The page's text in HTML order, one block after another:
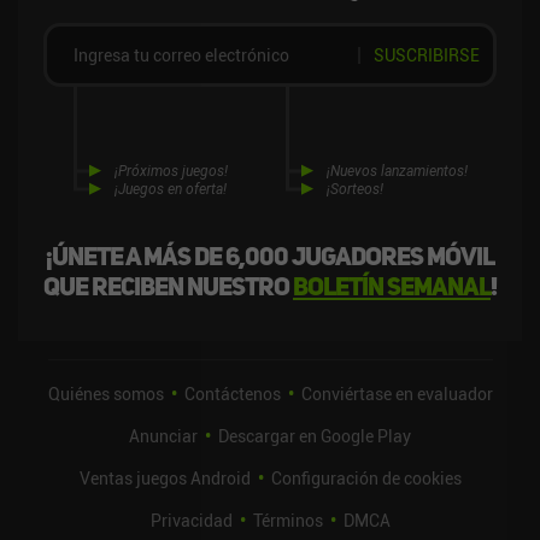
¡Únete a más de 6,000 jugadores móvil
que reciben nuestroboletín semanal!
¡Próximos juegos!
¡Juegos en oferta!
¡Nuevos lanzamientos!
¡Sorteos!
SUSCRIBIRSE
Quiénes somos Contáctenos
Conviértase en evaluador
Anunciar
Descargar en Google Play
Ventas juegos Android
Configuración de cookies
Privacidad
Términos DMCA